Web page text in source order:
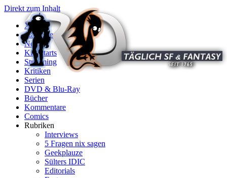
Direkt zum Inhalt
X
Startseite
News
Kinostarts
Streaming
Kritiken
Serien
DVD & Blu-Ray
Bücher
Kommentare
Comics
Rubriken
Interviews
5 Fragen nix sagen
Geekplauze
Sülters IDIC
Editorials